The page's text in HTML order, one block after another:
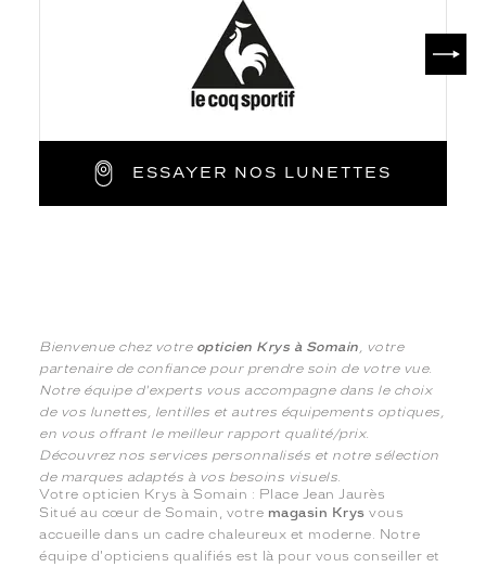
ESSAYER NOS LUNETTES
Bienvenue chez votre opticien Krys à Somain, votre
partenaire de confiance pour prendre soin de votre vue.
Notre équipe d'experts vous accompagne dans le choix
de vos lunettes, lentilles et autres équipements optiques,
en vous offrant le meilleur rapport qualité/prix.
Découvrez nos services personnalisés et notre sélection
de marques adaptés à vos besoins visuels.
Votre opticien Krys à Somain : Place Jean Jaurès
Situé au cœur de Somain, votre magasin Krys vous
accueille dans un cadre chaleureux et moderne. Notre
équipe d'opticiens qualifiés est là pour vous conseiller et